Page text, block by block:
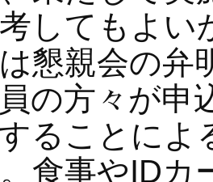
してもよい
は懇親会の
の方々が申
ることによ
食事やIDカ